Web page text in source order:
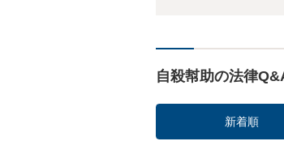
自殺幇助の法律
新着順